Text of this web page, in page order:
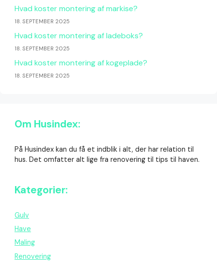
Hvad koster montering af markise?
18. SEPTEMBER 2025
Hvad koster montering af ladeboks?
18. SEPTEMBER 2025
Hvad koster montering af kogeplade?
18. SEPTEMBER 2025
Om Husindex:
På Husindex kan du få et indblik i alt, der har relation til
hus. Det omfatter alt lige fra renovering til tips til haven.
Kategorier:
Gulv
Have
Maling
Renovering